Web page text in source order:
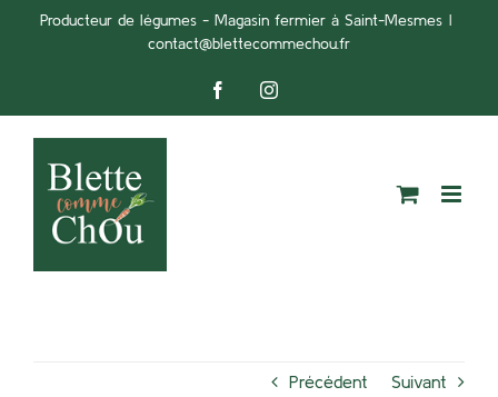
PasserProducteur de légumes - Magasin fermier à Saint-Mesmes |
contact@blettecommechou.fr
FacebookInstagram
Précédent Suivant